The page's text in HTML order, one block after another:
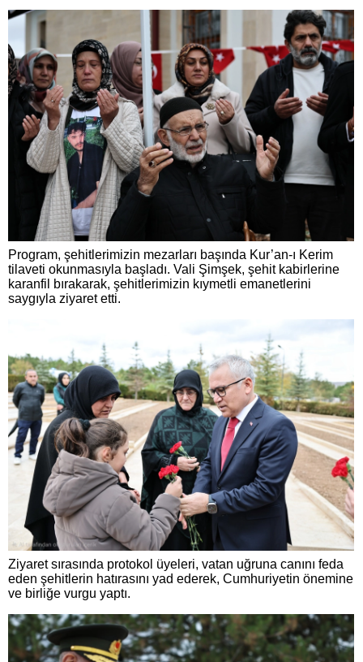
Program, şehitlerimizin mezarları başında Kur’an-ı Kerim
tilaveti okunmasıyla başladı. Vali Şimşek, şehit kabirlerine
karanfil bırakarak, şehitlerimizin kıymetli emanetlerini
saygıyla ziyaret etti.
Ziyaret sırasında protokol üyeleri, vatan uğruna canını feda
eden şehitlerin hatırasını yad ederek, Cumhuriyetin önemine
ve birliğe vurgu yaptı.